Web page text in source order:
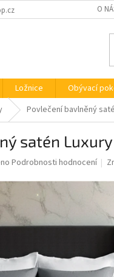
O
Ložnice Obývací
Povlečení bavlněný
satén
Podrobnosti hodnocení